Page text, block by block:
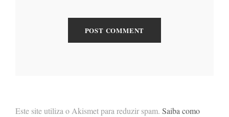
Este site utiliza o Akismet para reduzir spam. Saiba como